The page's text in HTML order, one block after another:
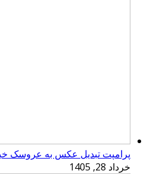
پرامپت تبدیل عکس به عروسک
خرداد 28, 1405